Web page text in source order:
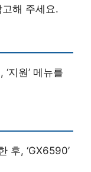
해 주세요.
지원’ 메뉴를
후, ‘GX6590’